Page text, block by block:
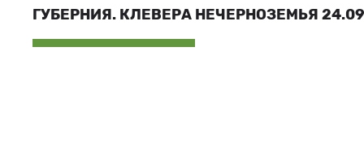
ГУБЕРНИЯ. КЛЕВЕРА НЕЧЕРНОЗЕМЬЯ